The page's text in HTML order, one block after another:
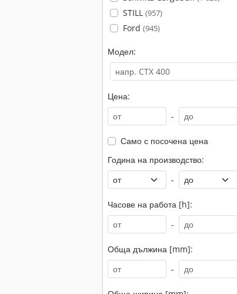
STILL (957)
Ford (945)
Модел:
Цена:
-
Само с посочена цена
Година на производство:
-
Часове на работа [h]:
-
Обща дължина [mm]:
-